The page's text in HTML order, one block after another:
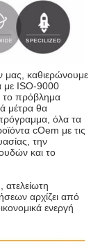
καθιερώνουμε
με ISO-9000
το πρόβλημα
μέτρα θα
όλα τα
cOem με τις
την
και το
αρχίζει από
ενεργή